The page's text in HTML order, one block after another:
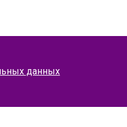
данных